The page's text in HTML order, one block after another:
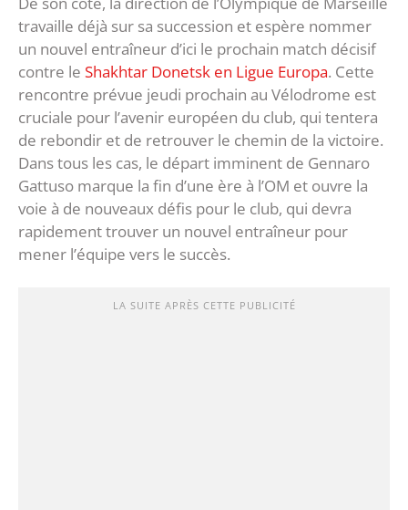
travaille déjà sur sa succession et espère nommer
un nouvel entraîneur d’ici le prochain match décisif
contre le Shakhtar Donetsk en Ligue Europa. Cette
rencontre prévue jeudi prochain au Vélodrome est
cruciale pour l’avenir européen du club, qui tentera
de rebondir et de retrouver le chemin de la victoire.
Dans tous les cas, le départ imminent de Gennaro
Gattuso marque la fin d’une ère à l’OM et ouvre la
voie à de nouveaux défis pour le club, qui devra
rapidement trouver un nouvel entraîneur pour
mener l’équipe vers le succès.
LA SUITE APRÈS CETTE PUBLICITÉ